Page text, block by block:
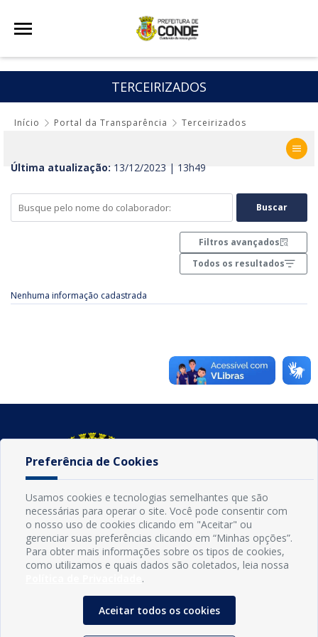
TERCEIRIZADOS
Início Portal da Transparência Terceirizados
Última atualização: 13/12/2023 | 13h49
Buscar
Filtros avançados
Todos os resultados
Nenhuma informação cadastrada
INFORMAÇÕES
LOC RODOVIA PB 018, SN, Centro, Conde, PB, 58322-000
Preferência de Cookies
Usamos cookies e tecnologias semelhantes que são
necessárias para operar o site. Você pode consentir com
o nosso uso de cookies clicando em "Aceitar" ou
gerenciar suas preferências clicando em “Minhas opções”.
Para obter mais informações sobre os tipos de cookies,
como utilizamos e quais dados são coletados, leia nossa
.
Aceitar todos os cookies